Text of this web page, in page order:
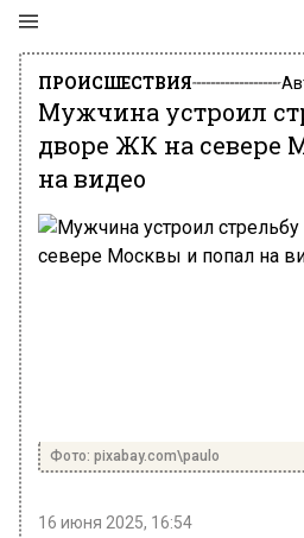
ПРОИСШЕСТВИЯ
Мужчина устроил
дворе ЖК на севере
на видео
Фото: pixabay.com\paulo
16 июня 2025, 16:54